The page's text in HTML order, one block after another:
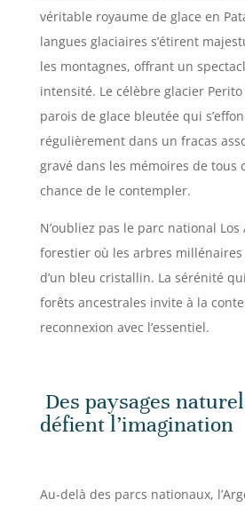
véritable royaume de glace en
langues glaciaires s’étirent
les montagnes, offrant un
intensité. Le célèbre glacier
parois de glace bleutée qui
régulièrement dans un fracas
gravé dans les mémoires de tous
chance de le contempler.
N’oubliez pas le parc national
forestier où les arbres
d’un bleu cristallin. La sérénité
forêts ancestrales invite à la
reconnexion avec l’essentiel.
Des paysages
défient l’imagination
Au-delà des parcs nationaux,